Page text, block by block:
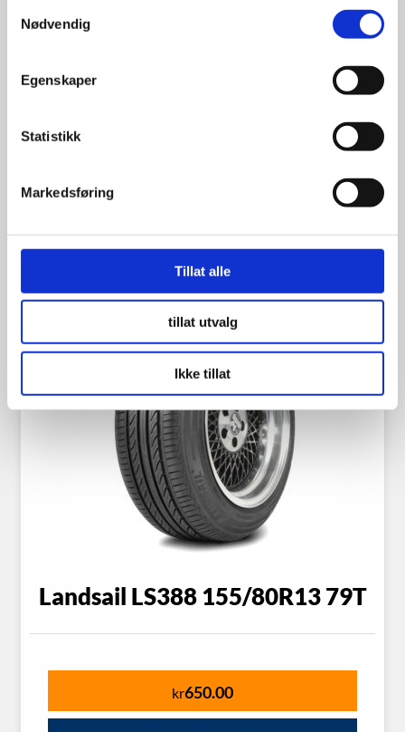
Nødvendig
Egenskaper
Statistikk
Markedsføring
Tillat alle
tillat utvalg
Ikke tillat
Continental UltraContact
Landsail LS388 155/80R13 79T
kr650.00